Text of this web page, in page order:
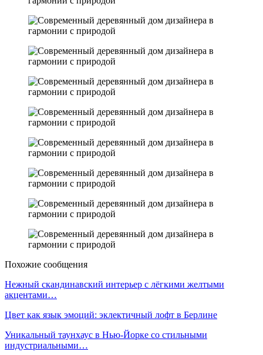
Похожие сообщения
Нежный скандинавский интерьер с лёгкими желтыми
акцентами…
Цвет как язык эмоций: эклектичный лофт в Берлине
Уникальный таунхаус в Нью-Йорке со стильными
индустриальными…